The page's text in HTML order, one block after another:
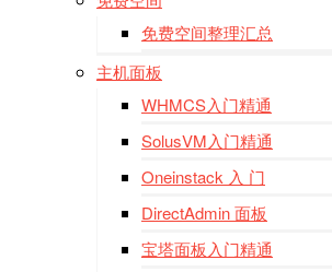
免费空间整理汇总
主机面板
WHMCS入门精通
SolusVM入门精通
Oneinstack 入 门
DirectAdmin 面板
宝塔面板入门精通